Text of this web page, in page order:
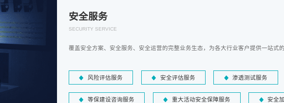
安全服务
SECURITY SERVICE
覆盖安全方案、安全服务、安全运营的完整业务生态，为各大行业客户提供一站式
风险评估服务 安全评估服务 渗透测试服务
等保建设咨询服务 重大活动安全保障服务 安全